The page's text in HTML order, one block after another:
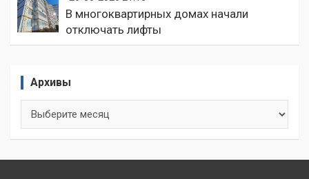
В многоквартирных домах начали
отключать лифты
Архивы